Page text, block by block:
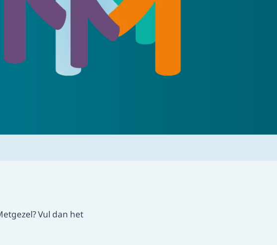
Veelgestelde vragen
Bekijk onze veelgestelde vragen en vind het
antwoord op jouw vragen.
Vul dan het